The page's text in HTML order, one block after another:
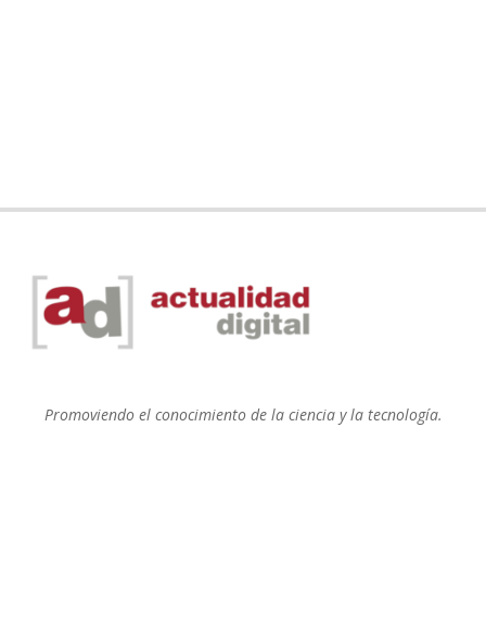
Promoviendo el conocimiento de la ciencia y la tecnología.